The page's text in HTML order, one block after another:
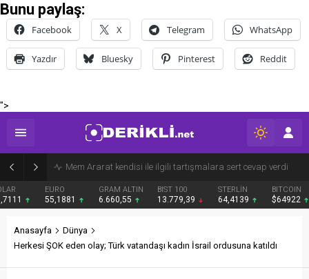
Bunu paylaş:
Facebook X Telegram WhatsApp
Yazdır Bluesky Pinterest Reddit
">
EURO
55,1881
GRAM ALTIN
6.660,55
BIST 100
13.779,39
STERLİN
64,4139
BITCOIN
$64922
BNB
Anasayfa
Dünya
Herkesi ŞOK eden olay; Türk vatandaşı kadın İsrail ordusuna katıldı